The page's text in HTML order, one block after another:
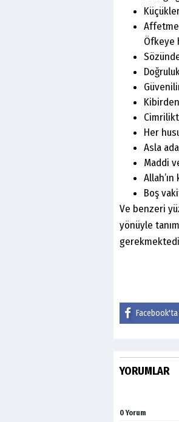
Öfkeye
Her
Asla
Maddi
Boş
Ve benzeri
yönüyle
Facebook'ta
YORUMLAR
0 Yorum